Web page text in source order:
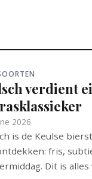
verdient
2026
is de Keulse
fris,
Dit is